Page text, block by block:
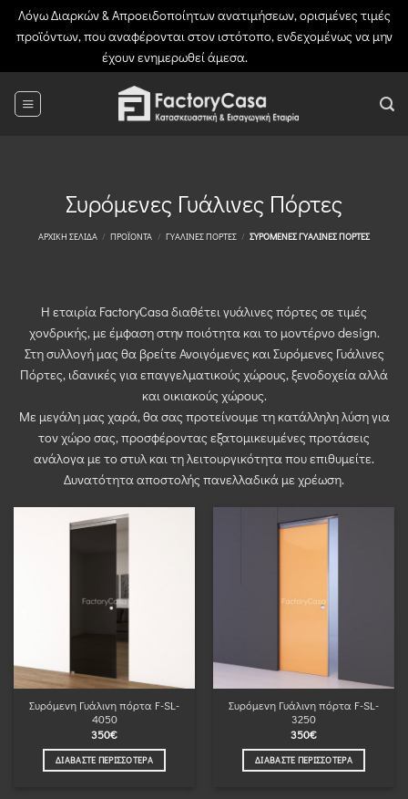
Λόγω Διαρκών & Απροειδοποίητων ανατιμήσεων, ορισμένες τιμές
προϊόντων, που αναφέρονται στον ιστότοπο, ενδεχομένως να μην
έχουν ενημερωθεί άμεσα.
Συρόμενες Γυάλινες Πόρτες
ΑΡΧΙΚΉ ΣΕΛΊΔΑ / ΠΡΟΪΌΝΤΑ / ΓΥΆΛΙΝΕΣ ΠΌΡΤΕΣ / ΣΥΡΌΜΕΝΕΣ ΓΥΆΛΙΝΕΣ ΠΌΡΤΕΣ
Η εταιρία FactoryCasa διαθέτει γυάλινες πόρτες σε τιμές
χονδρικής, με έμφαση στην ποιότητα και το μοντέρνο design.
Στη συλλογή μας θα βρείτε Ανοιγόμενες και Συρόμενες Γυάλινες
Πόρτες, ιδανικές για επαγγελματικούς χώρους, ξενοδοχεία αλλά
και οικιακούς χώρους.
Με μεγάλη μας χαρά, θα σας προτείνουμε τη κατάλληλη λύση για
τον χώρο σας, προσφέροντας εξατομικευμένες προτάσεις
ανάλογα με το στυλ και τη λειτουργικότητα που επιθυμείτε.
Δυνατότητα αποστολής πανελλαδικά με χρέωση.
Συρόμενη Γυάλινη πόρτα F-SL-
4050
350€
ΔΙΑΒΆΣΤΕ ΠΕΡΙΣΣΌΤΕΡΑ
Συρόμενη Γυάλινη πόρτα F-SL-
3250
350€
ΔΙΑΒΆΣΤΕ ΠΕΡΙΣΣΌΤΕΡΑ